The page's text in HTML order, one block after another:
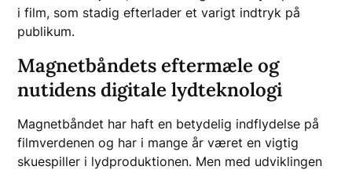
i film, som stadig efterlader et varigt indtryk på
publikum.
Magnetbåndets eftermæle og
nutidens digitale lydteknologi
Magnetbåndet har haft en betydelig indflydelse på
filmverdenen og har i mange år været en vigtig
skuespiller i lydproduktionen. Men med udviklingen